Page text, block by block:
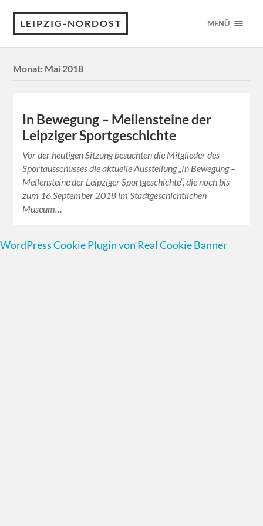
LEIPZIG-NORDOST MENÜ
Monat: Mai 2018
In Bewegung – Meilensteine der
Leipziger Sportgeschichte
Vor der heutigen Sitzung besuchten die Mitglieder des
Sportausschusses die aktuelle Ausstellung „In Bewegung –
Meilensteine der Leipziger Sportgeschichte“, die noch bis
zum 16.September 2018 im Stadtgeschichtlichen
Museum…
WordPress Cookie Plugin von Real Cookie Banner